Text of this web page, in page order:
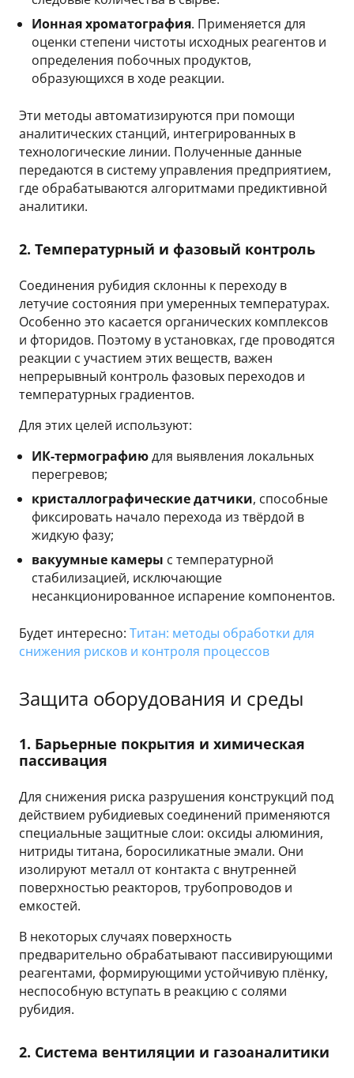
Ионная хроматография. Применяется для
оценки степени чистоты исходных реагентов и
определения побочных продуктов,
образующихся в ходе реакции.
Эти методы автоматизируются при помощи
аналитических станций, интегрированных в
технологические линии. Полученные данные
передаются в систему управления предприятием,
где обрабатываются алгоритмами предиктивной
аналитики.
2. Температурный и фазовый контроль
Соединения рубидия склонны к переходу в
летучие состояния при умеренных температурах.
Особенно это касается органических комплексов
и фторидов. Поэтому в установках, где проводятся
реакции с участием этих веществ, важен
непрерывный контроль фазовых переходов и
температурных градиентов.
Для этих целей используют:
ИК-термографиюдля выявления локальных
перегревов;
кристаллографические датчики, способные
фиксировать начало перехода из твёрдой в
жидкую фазу;
вакуумные камеры с температурной
стабилизацией, исключающие
несанкционированное испарение компонентов.
Будет интересно: Титан: методы обработки для
снижения рисков и контроля процессов
Защита оборудования и среды
1. Барьерные покрытия и химическая
пассивация
Для снижения риска разрушения конструкций под
действием рубидиевых соединений применяются
специальные защитные слои: оксиды алюминия,
нитриды титана, боросиликатные эмали. Они
изолируют металл от контакта с внутренней
поверхностью реакторов, трубопроводов и
емкостей.
В некоторых случаях поверхность
предварительно обрабатывают пассивирующими
реагентами, формирующими устойчивую плёнку,
неспособную вступать в реакцию с солями
рубидия.
2. Система вентиляции и газоаналитики